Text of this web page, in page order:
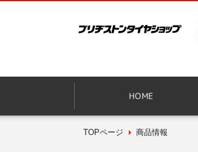
HOME
TOPページ 商品情報